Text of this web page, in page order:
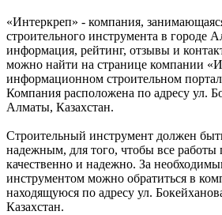
«Интеркреп» - компания,
строительного инструмента в городе
информация, рейтинг, отзывы и
можно найти на странице компании
информационном строительном
Компания расположена по адресу ул.
Алматы, Казахстан.
Строительный инструмент должен
надежным, для того, чтобы все работы
качественно и надежно. За
инструментом можно обратиться в
находящуюся по адресу ул.
Казахстан.